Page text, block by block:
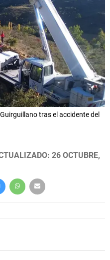
tras el accidente del
26 OCTUBRE,